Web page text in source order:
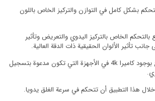
بشكل كامل في التوازن والتركيز الخاص باللون
بالتحكم الخاص بالتركيز اليدوي والتعريض وتأثير
تأثير الألوان الحقيقية ذات الدقة العالية.
هذا التطبيق يتمتع بوجود كاميرا 4k في الأجهزة التي تكون مدعوة بتسجيل
هذا التطبيق أن تتحكم في سرعة الغلق يدويا.